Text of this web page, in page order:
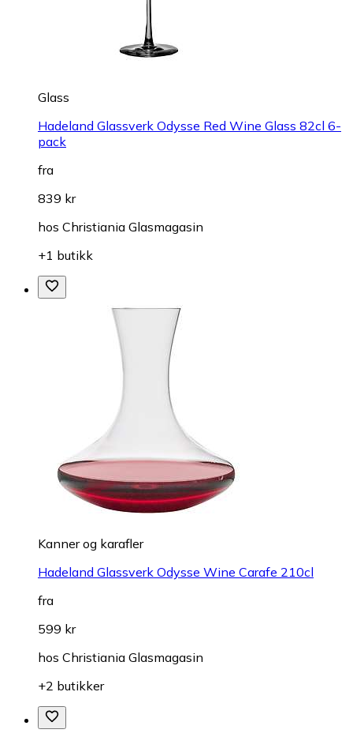
Glass
Hadeland Glassverk Odysse Red Wine Glass 82cl 6-
pack
fra
839 kr
hos Christiania Glasmagasin
+1 butikk
Kanner og karafler
Hadeland Glassverk Odysse Wine Carafe 210cl
fra
599 kr
hos Christiania Glasmagasin
+2 butikker